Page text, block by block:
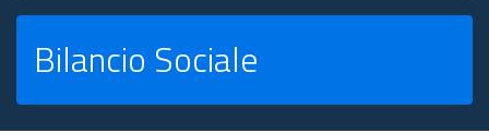
Bilancio Sociale